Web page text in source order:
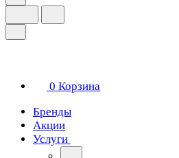
0 Корзина
Бренды
Акции
Услуги